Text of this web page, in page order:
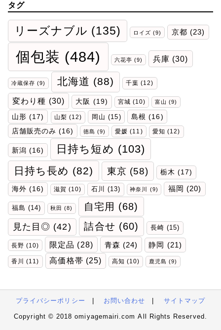
タグ
リーズナブル (135) ロイズ (9) 京都 (23)
個包装 (484) 六花亭 (9) 兵庫 (30)
冷蔵保存 (9) 北海道 (88) 千葉 (12)
変わり種 (30) 大阪 (19) 宮城 (10) 富山 (9)
山形 (17) 山梨 (12) 岡山 (15) 島根 (16)
店舗販売のみ (16) 徳島 (9) 愛媛 (11) 愛知 (12)
新潟 (16) 日持ち短め (103)
日持ち長め (82) 東京 (58) 栃木 (17)
海外 (16) 滋賀 (10) 石川 (13) 神奈川 (9) 福岡 (20)
福島 (14) 秋田 (8) 自宅用 (68)
見た目◎ (42) 詰合せ (60) 長崎 (15)
長野 (10) 限定品 (28) 青森 (24) 静岡 (21)
香川 (11) 高価格帯 (25) 高知 (10) 鹿児島 (9)
プライバシーポリシー お問い合わせ サイトマップ
Copyright © 2018 omiyagemairi.com All Rights Reserved.